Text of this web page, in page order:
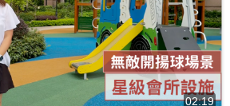
02:19